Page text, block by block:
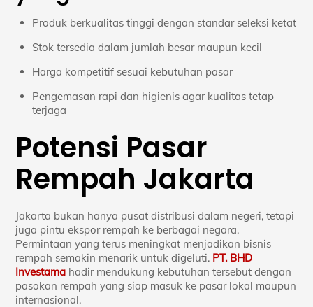
Produk berkualitas tinggi dengan standar seleksi ketat
Stok tersedia dalam jumlah besar maupun kecil
Harga kompetitif sesuai kebutuhan pasar
Pengemasan rapi dan higienis agar kualitas tetap
terjaga
Potensi Pasar
Rempah Jakarta
Jakarta bukan hanya pusat distribusi dalam negeri, tetapi
juga pintu ekspor rempah ke berbagai negara.
Permintaan yang terus meningkat menjadikan bisnis
rempah semakin menarik untuk digeluti. PT. BHD
Investama hadir mendukung kebutuhan tersebut dengan
pasokan rempah yang siap masuk ke pasar lokal maupun
internasional.